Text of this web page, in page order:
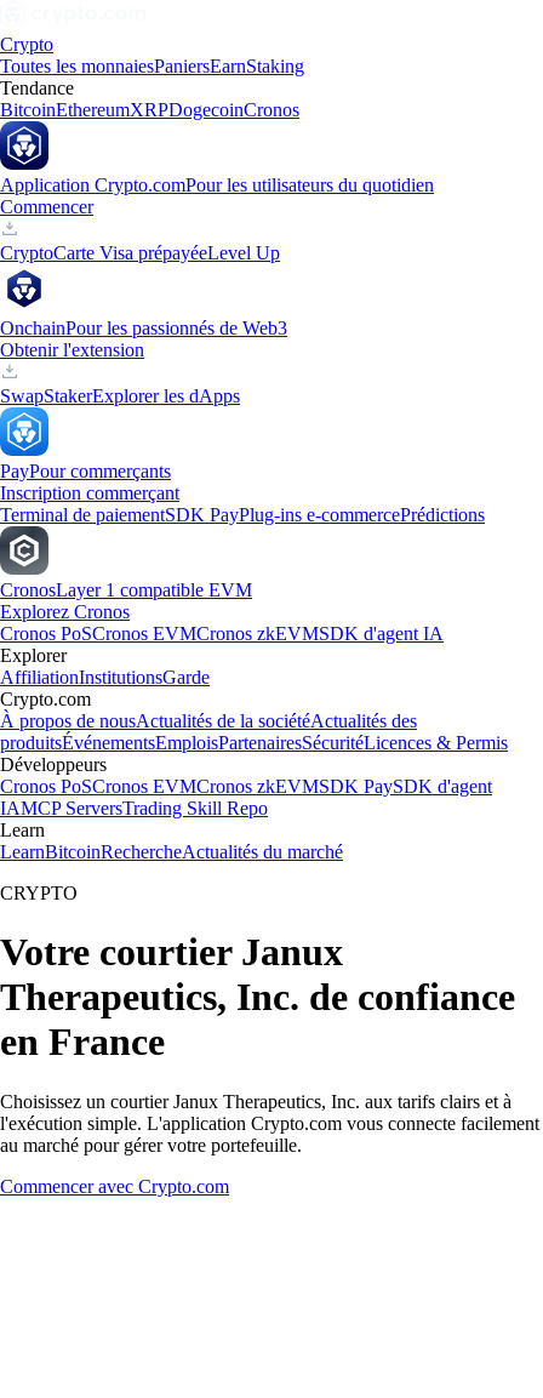
Crypto
Toutes les monnaiesPaniersEarnStaking
Tendance
BitcoinEthereumXRPDogecoinCronos
Application Crypto.comPour les utilisateurs du quotidien
Commencer
CryptoCarte Visa prépayéeLevel Up
OnchainPour les passionnés de Web3
Obtenir l'extension
SwapStakerExplorer les dApps
PayPour commerçants
Inscription commerçant
Terminal de paiementSDK PayPlug-ins e-commercePrédictions
CronosLayer 1 compatible EVM
Explorez Cronos
Cronos PoSCronos EVMCronos zkEVMSDK d'agent IA
Explorer
AffiliationInstitutionsGarde
Crypto.com
À propos de nousActualités de la sociétéActualités des
produitsÉvénementsEmploisPartenairesSécuritéLicences & Permis
Développeurs
Cronos PoSCronos EVMCronos zkEVMSDK PaySDK d'agent
IAMCP ServersTrading Skill Repo
Learn
LearnBitcoinRechercheActualités du marché
CRYPTO
Votre courtier Janux
Therapeutics, Inc. de confiance
en France
Choisissez un courtier Janux Therapeutics, Inc. aux tarifs clairs et à
l'exécution simple. L'application Crypto.com vous connecte facilement
au marché pour gérer votre portefeuille.
Commencer avec Crypto.com